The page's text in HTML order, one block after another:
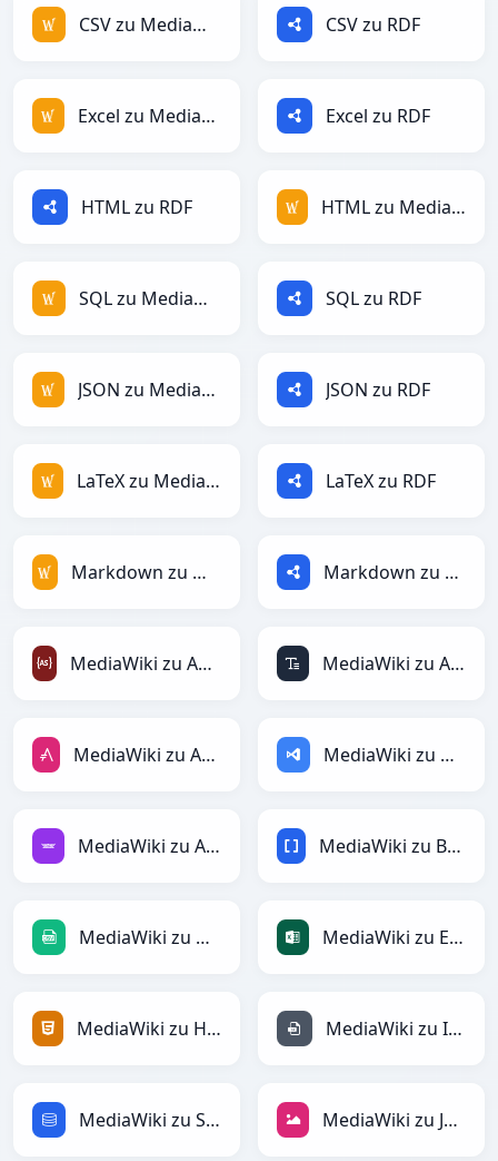
CSV zu MediaWiki CSV zu RDF
Excel zu MediaWiki Excel zu RDF
HTML zu RDF HTML zu MediaWiki
SQL zu MediaWiki SQL zu RDF
JSON zu MediaWiki JSON zu RDF
LaTeX zu MediaWiki LaTeX zu RDF
Markdown zu MediaWiki Markdown zu RDF
MediaWiki zu ActionScript MediaWiki zu ASCII
MediaWiki zu AsciiDoc MediaWiki zu ASP
MediaWiki zu Avro MediaWiki zu BBCode
MediaWiki zu CSV MediaWiki zu Excel
MediaWiki zu HTML MediaWiki zu INI
MediaWiki zu SQL MediaWiki zu JPEG